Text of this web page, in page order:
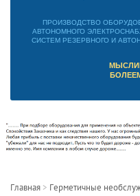
ПРОИЗВОДСТВО
АВТОНОМНОГО
СИСТЕМ РЕЗЕРВНОГО И
Главная > Герметичные